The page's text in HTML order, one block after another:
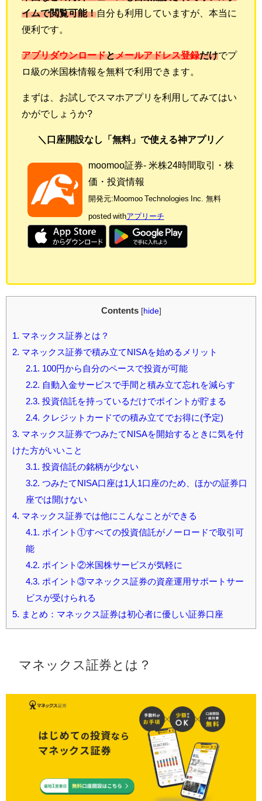
イムで閲覧可能！自分も利用していますが、本当に
便利です。
アプリダウンロードとメールアドレス登録だけでプ
ロ級の米国株情報を無料で利用できます。
まずは、お試しでスマホアプリを利用してみてはい
かがでしょうか?
＼口座開設なし「無料」で使える神アプリ／
moomoo証券- 米株24時間取引・株
価・投資情報
開発元: Moomoo Technologies Inc. 無料
posted withアプリーチ
Contents [hide]
1. マネックス証券とは？
2. マネックス証券で積み立てNISAを始めるメリット
2.1. 100円から自分のペースで投資が可能
2.2. 自動入金サービスで手間と積み立て忘れを減らす
2.3. 投資信託を持っているだけでポイントが貯まる
2.4. クレジットカードでの積み立てでお得に(予定)
3. マネックス証券でつみたてNISAを開始するときに気を付
けた方がいいこと
3.1. 投資信託の銘柄が少ない
3.2. つみたてNISA口座は1人1口座のため、ほかの証券口
座では開けない
4. マネックス証券では他にこんなことができる
4.1. ポイント①すべての投資信託がノーロードで取引可
能
4.2. ポイント②米国株サービスが気軽に
4.3. ポイント③マネックス証券の資産運用サポートサー
ビスが受けられる
5. まとめ：マネックス証券は初心者に優しい証券口座
マネックス証券とは？